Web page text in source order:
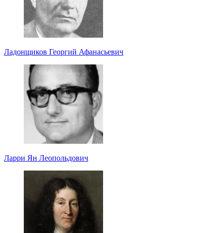
Ладонщиков Георгий Афанасьевич
Ларри Ян Леопольдович